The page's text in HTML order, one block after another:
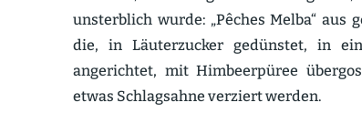
unsterblich wurde: „Pêches Melba“
die, in Läuter­zucker gedünstet, in
angerichtet, mit Himbeer­püree
etwas Schlag­sahne verziert werden.